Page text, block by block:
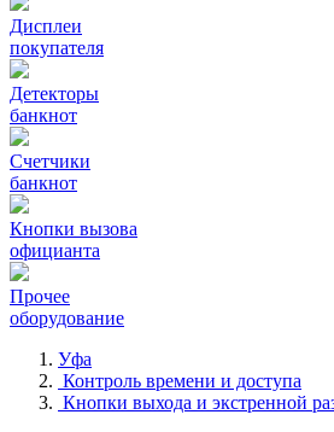
Дисплеи
покупателя
Детекторы
банкнот
Счетчики
банкнот
Кнопки вызова
официанта
Прочее
оборудование
Уфа
Контроль времени и доступа
Кнопки выхода и экстренной